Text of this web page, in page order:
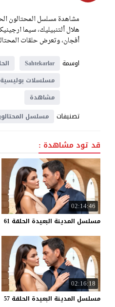
هلال ألتنبيليك، سيما
أفجان، وتعرض حلقات المحتالون 2025 على قناة ناو تي في بالتركية، وعلى موقع قصة عشق
اوسمة
Sahtekarlar
مسلسلات بوليسية
مشاهدة
تصنيفات مسلسل
قد تود مشاهدة :
02:14:46
مسلسل المدينة البعيدة الحلقة 61
02:16:18
مسلسل المدينة البعيدة الحلقة 57